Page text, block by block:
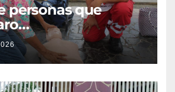
personas que
mueren